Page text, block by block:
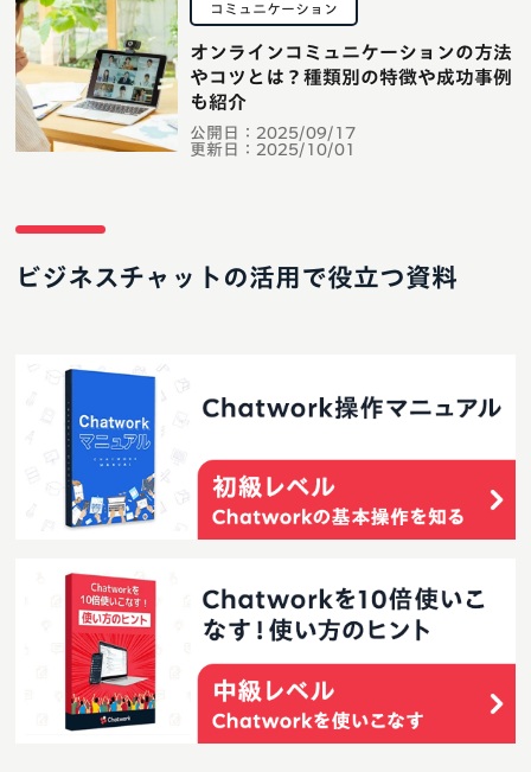
コミュニケーション
公開日： 2025/09/17
更新日： 2025/10/01
オンラインコミュニケーションの方法
やコツとは？種類別の特徴や成功事例
も紹介
ビジネスチャットの活用で役立つ資料